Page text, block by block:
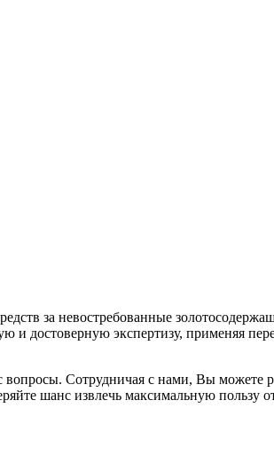
за невостребованные
достоверную экспертизу, применяя
Сотрудничая с нами, Вы можете
шанс извлечь максимальную пользу